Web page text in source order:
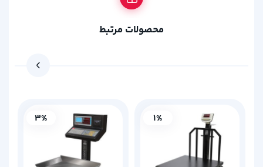
محصولات مرتبط
1%
3%